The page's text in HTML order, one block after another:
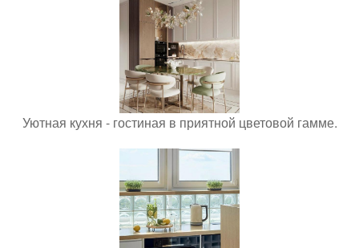
Уютная кухня - гостиная в приятной цветовой гамме.